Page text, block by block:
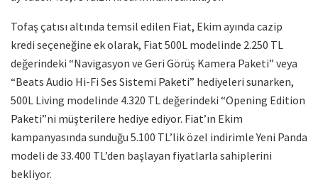
Tofaş çatısı altında temsil edilen Fiat, Ekim ayında cazip
kredi seçeneğine ek olarak, Fiat 500L modelinde 2.250 TL
değerindeki “Navigasyon ve Geri Görüş Kamera Paketi” veya
“Beats Audio Hi-Fi Ses Sistemi Paketi” hediyeleri sunarken,
500L Living modelinde 4.320 TL değerindeki “Opening Edition
Paketi”ni müşterilere hediye ediyor. Fiat’ın Ekim
kampanyasında sunduğu 5.100 TL’lik özel indirimle Yeni Panda
modeli de 33.400 TL’den başlayan fiyatlarla sahiplerini
bekliyor.